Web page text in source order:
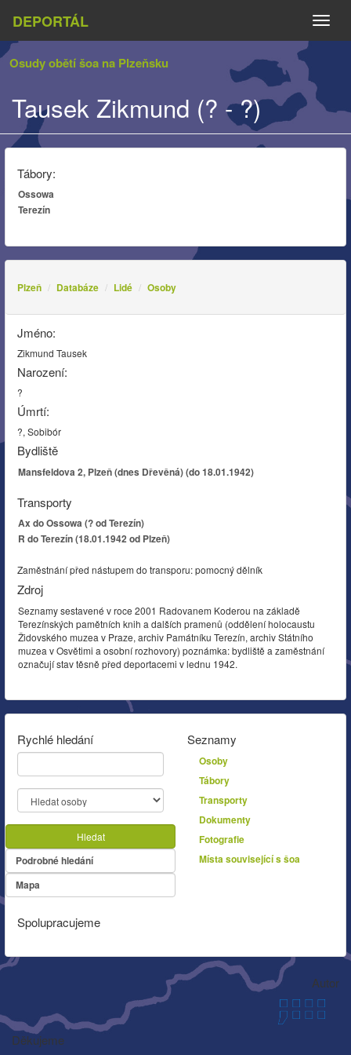
DEPORTÁL
Osudy obětí šoa na Plzeňsku
Tausek Zikmund (? - ?)
Tábory:
Ossowa
Terezín
Plzeň Databáze Lidé Osoby
Jméno:
Zikmund Tausek
Narození:
?
Úmrtí:
?, Sobibór
Bydliště
Mansfeldova 2, Plzeň (dnes Dřevěná) (do 18.01.1942)
Transporty
Ax do Ossowa (? od Terezín)
R do Terezín (18.01.1942 od Plzeň)
Zaměstnání před nástupem do transporu: pomocný dělník
Zdroj
Seznamy sestavené v roce 2001 Radovanem Koderou na základě
Terezínských pamětních knih a dalších pramenů (oddělení holocaustu
Židovského muzea v Praze, archiv Památníku Terezín, archiv Státního
muzea v Osvětimi a osobní rozhovory) poznámka: bydliště a zaměstnání
označují stav těsně před deportacemi v lednu 1942.
Rychlé hledání
Hledat
Podrobné hledání
Mapa
Seznamy
Osoby
Tábory
Transporty
Dokumenty
Fotografie
Místa související s šoa
Spolupracujeme
Autor
Děkujeme